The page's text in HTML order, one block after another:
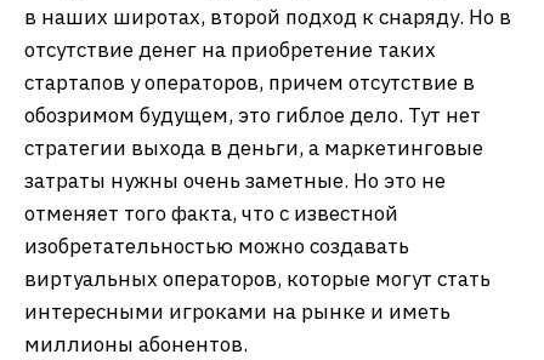
в наших широтах, второй подход к снаряду. Но в
отсутствие денег на приобретение таких
стартапов у операторов, причем отсутствие в
обозримом будущем, это гиблое дело. Тут нет
стратегии выхода в деньги, а маркетинговые
затраты нужны очень заметные. Но это не
отменяет того факта, что с известной
изобретательностью можно создавать
виртуальных операторов, которые могут стать
интересными игроками на рынке и иметь
миллионы абонентов.